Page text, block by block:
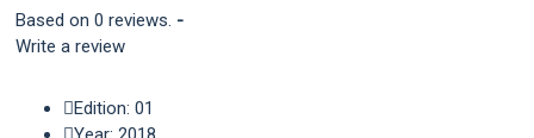
Based on 0 reviews. -
Write a review
Edition: 01